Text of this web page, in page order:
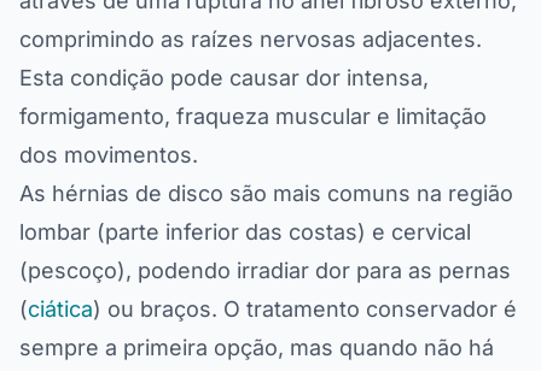
comprimindo as raízes nervosas adjacentes.
Esta condição pode causar dor intensa,
formigamento, fraqueza muscular e limitação
dos movimentos.
As hérnias de disco são mais comuns na região
lombar (parte inferior das costas) e cervical
(pescoço), podendo irradiar dor para as pernas
(ciática) ou braços. O tratamento conservador é
sempre a primeira opção, mas quando não há